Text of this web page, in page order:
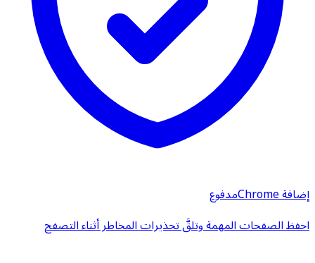
إضافة Chrome
مدفوع
احفظ الصفحات المهمة وتلقَّ تحذيرات المخاطر أثناء التصفح